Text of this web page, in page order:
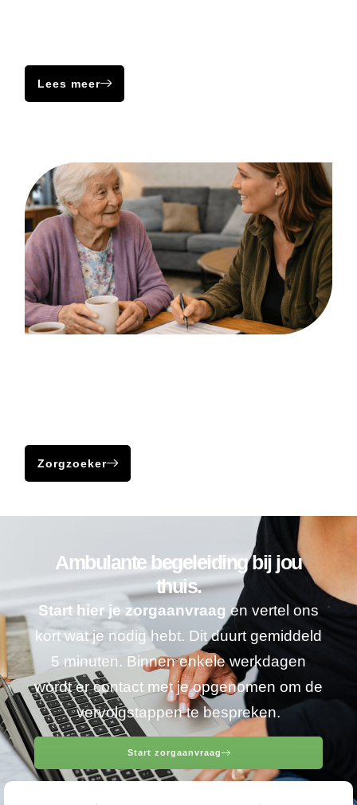
Lees meer
Zorgzoeker
Ambulante begeleiding bij jou
thuis.
Start hier je zorgaanvraag en vertel ons
kort wat je nodig hebt. Dit duurt gemiddeld
5 minuten. Binnen enkele werkdagen
wordt er contact met je opgenomen om de
vervolgstappen te bespreken.
Start zorgaanvraag